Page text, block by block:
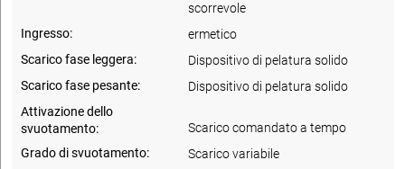
scorrevole
Ingresso:
ermetico
Scarico fase leggera:
Dispositivo di pelatura solido
Scarico fase pesante:
Dispositivo di pelatura solido
Attivazione dello
svuotamento:
Scarico comandato a tempo
Grado di svuotamento:
Scarico variabile